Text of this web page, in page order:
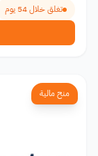
تغلق خلال 54 يوم
منح مالية